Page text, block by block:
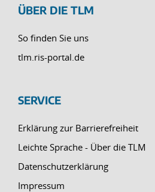
ÜBER DIE TLM
So finden Sie uns
tlm.ris-portal.de
SERVICE
Erklärung zur Barrierefreiheit
Leichte Sprache - Über die TLM
Datenschutzerklärung
Impressum